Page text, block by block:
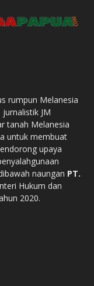
rumpun Melanesia
JM
tanah Melanesia
untuk membuat
upaya
naungan PT.
Hukum dan
2020.